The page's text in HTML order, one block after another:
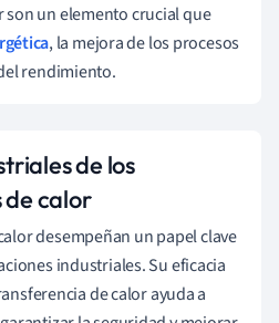
un elemento crucial que
, la mejora de los procesos
rendimiento.
de los
calor
desempeñan un papel clave
industriales. Su eficacia
de calor ayuda a